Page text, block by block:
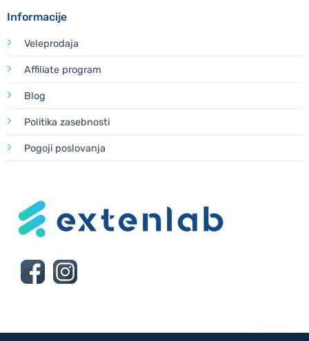
Informacije
Veleprodaja
Affiliate program
Blog
Politika zasebnosti
Pogoji poslovanja